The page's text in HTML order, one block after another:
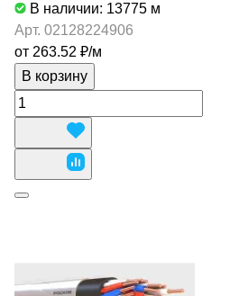
В наличии: 13775 м
Арт. 02128224906
от 263.52 ₽/м
В корзину